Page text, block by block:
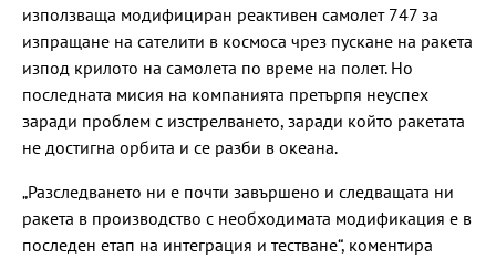
използваща модифициран реактивен самолет 747 за
изпращане на сателити в космоса чрез пускане на ракета
изпод крилото на самолета по време на полет. Но
последната мисия на компанията претърпя неуспех
заради проблем с изстрелването, заради който ракетата
не достигна орбита и се разби в океана.
„Разследването ни е почти завършено и следващата ни
ракета в производство с необходимата модификация е в
последен етап на интеграция и тестване“, коментира